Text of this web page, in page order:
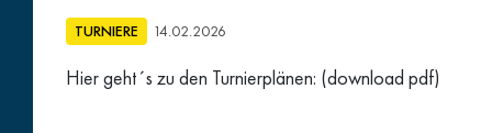
TURNIERE 14.02.2026
Hier geht´s zu den Turnierplänen: (download pdf)